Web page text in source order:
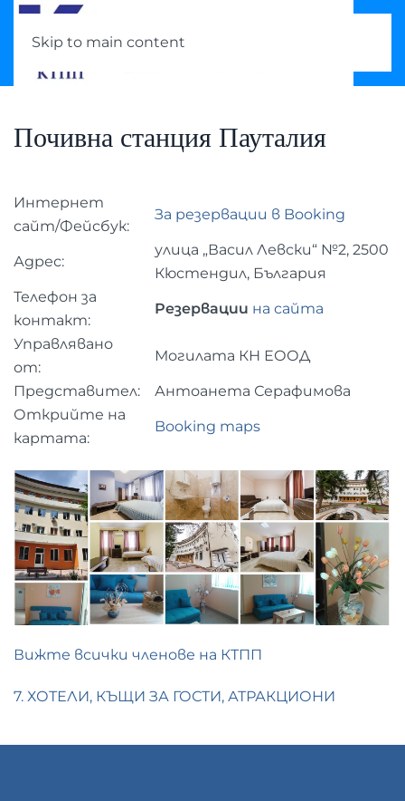
Skip to main content
Почивна станция Пауталия
Интернет
сайт/Фейсбук:
За резервации в Booking
Адрес:
улица „Васил Левски“ №2, 2500
Кюстендил, България
Телефон за
контакт:
Резервации на сайта
Управлявано
от:
Могилата КН ЕООД
Представител:
Антоанета Серафимова
Открийте на
картата:
Booking maps
Вижте всички членове на КТПП
7. ХОТЕЛИ, КЪЩИ ЗА ГОСТИ, АТРАКЦИОНИ